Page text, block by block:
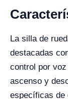
La silla de
destacadas
control por
ascenso y
específicas de